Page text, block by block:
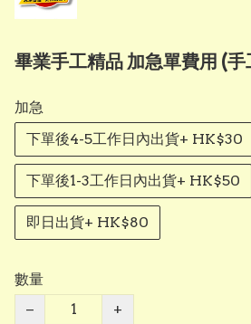
畢業手工精品 加急單費用 (
加急
下單後4-5工作日內出貨+ HK$30
下單後1-3工作日內出貨+ HK$50
即日出貨+ HK$80
數量
−
+